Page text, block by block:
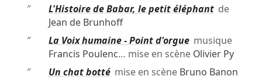
″
L'Histoire de Babar, le petit éléphantde
Jean de Brunhoff
″
La Voix humaine - Point d'orguemusique
Francis Poulenc… mise en scène Olivier Py
″
Un chat bottémise en scène Bruno Banon